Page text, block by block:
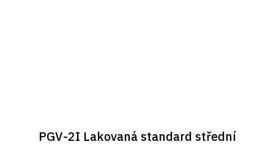
PGV-2I Lakovaná standard střední